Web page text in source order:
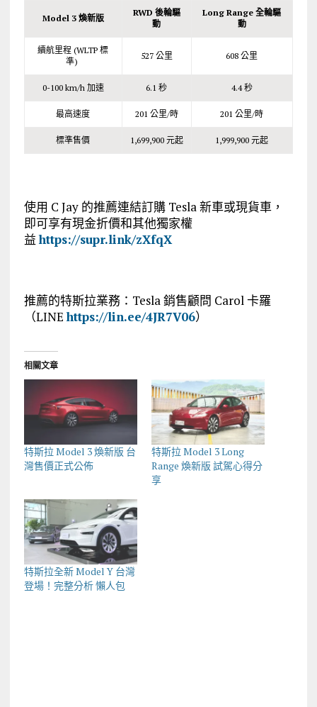
Model 3 煥新版
RWD 後輪驅
動
Long Range 全輪驅
動
續航里程 (WLTP 標
準)
527 公里 608 公里
0-100 km/h 加速 6.1 秒 4.4 秒
最高速度 201 公里/時 201 公里/時
標準售價 1,699,900 元起 1,999,900 元起
使用 C Jay 的推薦連結訂購 Tesla 新車或現貨車，
即可享有現金折價和其他獨家權
益https://supr.link/zXfqX
推薦的特斯拉業務：Tesla 銷售顧問 Carol 卡羅
（LINEhttps://lin.ee/4JR7V06）
相關文章
特斯拉 Model 3 煥新版 台
灣售價正式公佈
特斯拉 Model 3 Long
Range 煥新版 試駕心得分
享
特斯拉全新 Model Y 台灣
登場！完整分析 懶人包